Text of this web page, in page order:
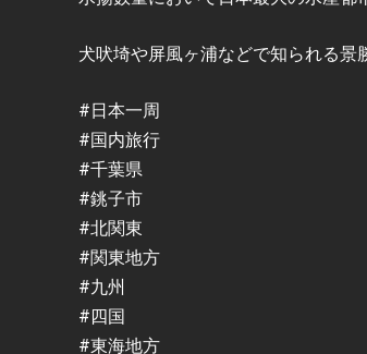
犬吠埼や屏風ヶ浦などで知られる景
#日本一周
#国内旅行
#千葉県
#銚子市
#北関東
#関東地方
#九州
#四国
#東海地方